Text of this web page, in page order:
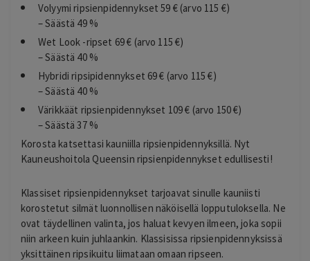
Volyymi ripsienpidennykset 59 € (arvo 115 €)
– Säästä 49 %
Wet Look -ripset 69 € (arvo 115 €)
– Säästä 40 %
Hybridi ripsipidennykset 69 € (arvo 115 €)
– Säästä 40 %
Värikkäät ripsienpidennykset 109 € (arvo 150 €)
– Säästä 37 %
Korosta katsettasi kauniilla ripsienpidennyksillä. Nyt
Kauneushoitola Queensin ripsienpidennykset edullisesti!
Klassiset ripsienpidennykset tarjoavat sinulle kauniisti
korostetut silmät luonnollisen näköisellä lopputuloksella. Ne
ovat täydellinen valinta, jos haluat kevyen ilmeen, joka sopii
niin arkeen kuin juhlaankin. Klassisissa ripsienpidennyksissä
yksittäinen ripsikuitu liimataan omaan ripseen.